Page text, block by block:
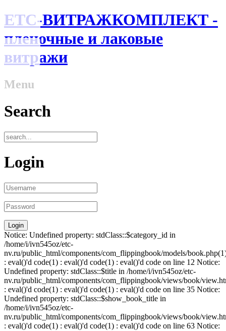
ЕТС-ВИТРАЖКОМПЛЕКТ -
пленочные и лаковые
витражи
Menu
Search
Login
Notice: Undefined property: stdClass::$category_id in
/home/i/ivn545oz/etc-
nv.ru/public_html/components/com_flippingbook/models/
: eval()'d code(1) : eval()'d code(1) : eval()'d code on line 12 Notice:
Undefined property: stdClass::$title in /home/i/ivn545oz/etc-
nv.ru/public_html/components/com_flippingbook/views/book/
: eval()'d code(1) : eval()'d code(1) : eval()'d code on line 35 Notice:
Undefined property: stdClass::$show_book_title in
/home/i/ivn545oz/etc-
nv.ru/public_html/components/com_flippingbook/views/book/
: eval()'d code(1) : eval()'d code(1) : eval()'d code on line 63 Notice: